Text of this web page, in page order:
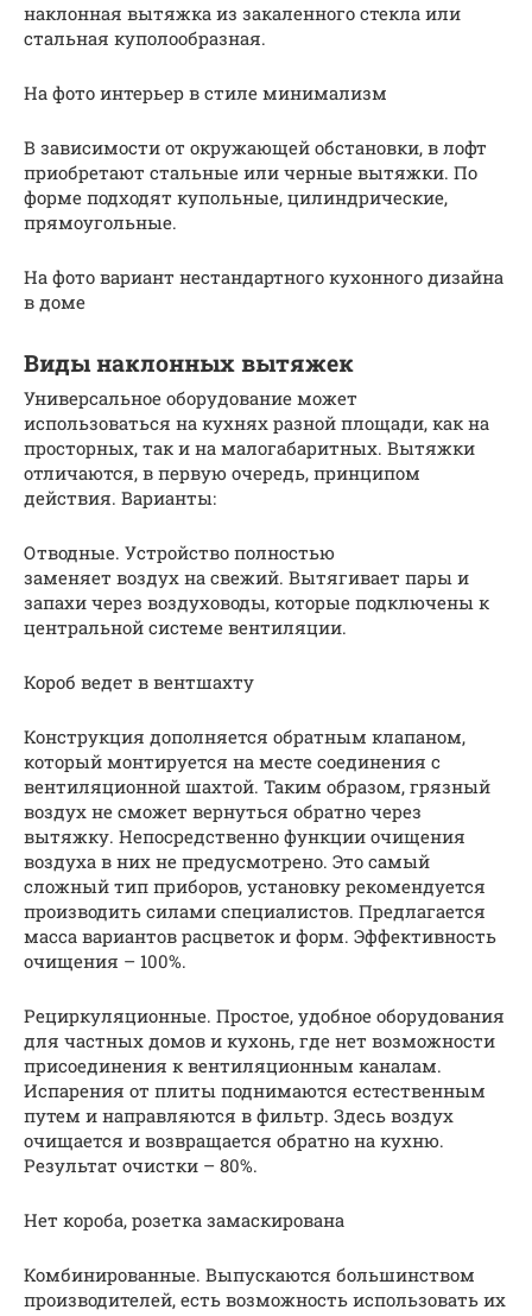
наклонная вытяжка из закаленного стекла или
стальная куполообразная.
На фото интерьер в стиле минимализм
В зависимости от окружающей обстановки, в лофт
приобретают стальные или черные вытяжки. По
форме подходят купольные, цилиндрические,
прямоугольные.
На фото вариант нестандартного кухонного дизайна
в доме
Виды наклонных вытяжек
Универсальное оборудование может
использоваться на кухнях разной площади, как на
просторных, так и на малогабаритных. Вытяжки
отличаются, в первую очередь, принципом
действия. Варианты:
Отводные. Устройство полностью
заменяет воздух на свежий. Вытягивает пары и
запахи через воздуховоды, которые подключены к
центральной системе вентиляции.
Короб ведет в вентшахту
Конструкция дополняется обратным клапаном,
который монтируется на месте соединения с
вентиляционной шахтой. Таким образом, грязный
воздух не сможет вернуться обратно через
вытяжку. Непосредственно функции очищения
воздуха в них не предусмотрено. Это самый
сложный тип приборов, установку рекомендуется
производить силами специалистов. Предлагается
масса вариантов расцветок и форм. Эффективность
очищения – 100%.
Рециркуляционные. Простое, удобное оборудования
для частных домов и кухонь, где нет возможности
присоединения к вентиляционным каналам.
Испарения от плиты поднимаются естественным
путем и направляются в фильтр. Здесь воздух
очищается и возвращается обратно на кухню.
Результат очистки – 80%.
Нет короба, розетка замаскирована
Комбинированные. Выпускаются большинством
производителей, есть возможность использовать их